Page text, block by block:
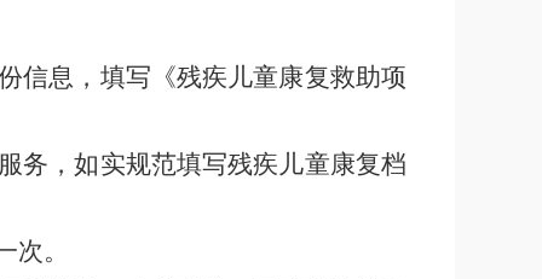
信息，填写《残疾儿童康复救助项
务，如实规范填写残疾儿童康复档
。